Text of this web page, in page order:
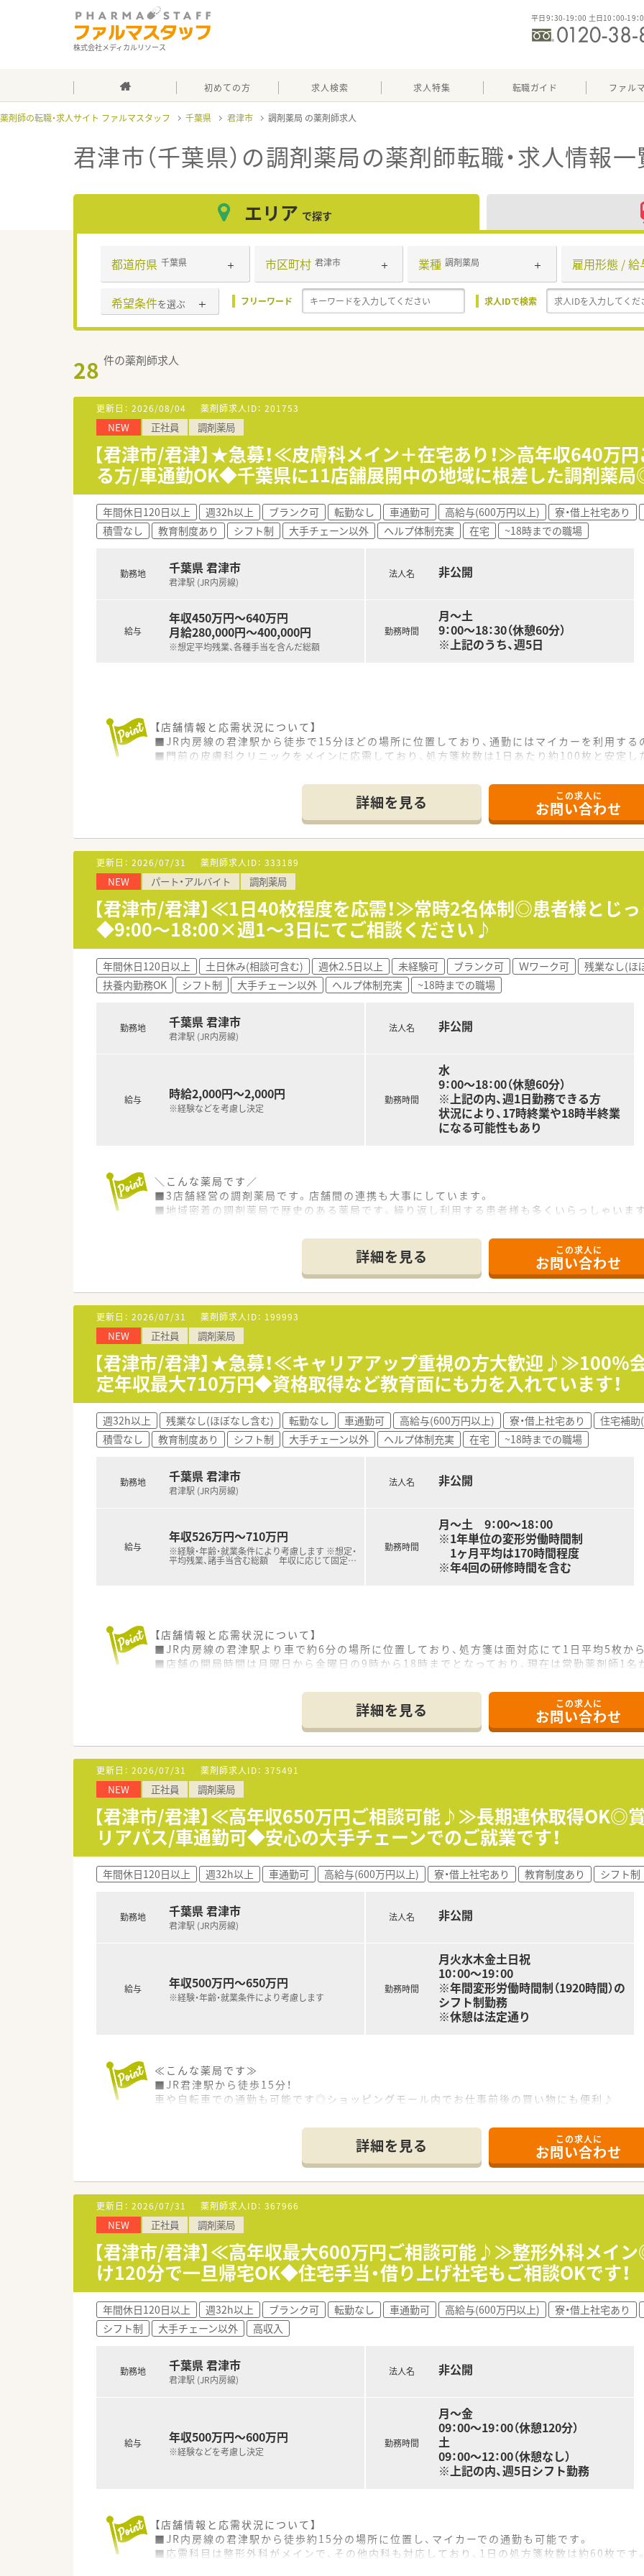
株式会社メディカルリソース
平日9：30-19：00 土日10：00-19
初めての方 求人検索 求人特集 転職ガイド ファル
薬剤師の転職・求人サイト ファルマスタッフ 千葉県 君津市 調剤薬局
君津市（千葉県）の調剤薬局の薬剤師転職・求人情報
エリア で探す
都道府県 千葉県 市区町村 君津市 業種 調剤薬局 雇用形態 / 給
希望条件を選ぶ フリーワード 求人IDで検索
28 件の薬剤師求人
更新日： 2026/08/04 薬剤師求人ID： 201753
NEW 正社員 調剤薬局
【君津市/君津】★急募！≪皮膚科メイン＋在宅あり！≫高年収640万
る方/車通勤OK◆千葉県に11店舗展開中の地域に根差した調剤薬
年間休日120日以上 週32h以上 ブランク可 転勤なし 車通勤可 高給与(600万円以上)
寮・借上社宅あり
積雪なし
教育制度あり シフト制 大手チェーン以外 ヘルプ体制充実 在宅 ~18時までの職場
勤務地 千葉県 君津市
君津駅 (JR内房線)
給与
年収450万円～640万円
月給280,000円～400,000円
※想定平均残業、各種手当を含んだ総額
法人名 非公開
勤務時間
月～土
9：00～18：30（休憩60分）
※上記のうち、週5日
【店舗情報と応需状況について】
■JR内房線の君津駅から徒歩で15分ほどの場所に位置しており、通勤にはマイカーを利用する
■門前の皮膚科クリニックをメインに応需しており、処方箋枚数は1日あたり約100枚と安定し
■千葉県の内房エリアを中心に11店舗を展開しており、地域住民から在宅医療の要として非常
■「内房の在宅といえばこの会社」と言われるほど地域に根ざしており、ドクターや看護師との
■経営層が全員薬剤師であるため、現場の課題を理解しており、困った時には迅速なサポートが
【想定されるキャリアイメージ】
■在宅未経験の方でも、経験豊富な先輩薬剤師による丁寧な指導を通じて、1年後には一人で往
■管理薬剤師への昇進はもちろん、在宅医療のスペシャリストとして地域コミュニティのリー
■教育支援としてeラーニングの受講費用全額負担や学会参加支援があり、常に最新の知識を
詳細を見る この求人に
お問い合わせ
更新日： 2026/07/31 薬剤師求人ID： 333189
NEW パート・アルバイト 調剤薬局
【君津市/君津】≪1日40枚程度を応需！≫常時2名体制◎患者様とじ
◆9:00～18:00×週1～3日にてご相談ください♪
年間休日120日以上 土日休み(相談可含む) 週休2.5日以上 未経験可 ブランク可 Ｗワーク可
残業なし(ほ
扶養内勤務OK
シフト制 大手チェーン以外 ヘルプ体制充実 ~18時までの職場
勤務地 千葉県 君津市
君津駅 (JR内房線)
給与 時給2,000円～2,000円
※経験などを考慮し決定
法人名 非公開
勤務時間
水
9：00～18：00（休憩60分）
※上記の内、週1日勤務できる方
状況により、17時終業や18時半終業
になる可能性もあり
＼こんな薬局です／
■3店舗経営の調剤薬局です。店舗間の連携も大事にしています。
■地域密着の調剤薬局で歴史のある薬局です。繰り返し利用する患者様も多くいらっしゃいま
■社長とに距離が近い会社。社員を大切にする社風です！
■定着率が高く、風通しの良い環境です。
■有給休暇の消化率も高く働きやすさ◎
詳細を見る この求人に
お問い合わせ
更新日： 2026/07/31 薬剤師求人ID： 199993
NEW 正社員 調剤薬局
【君津市/君津】★急募！≪キャリアアップ重視の方大歓迎♪≫100％
定年収最大710万円◆資格取得など教育面にも力を入れています！
週32h以上 残業なし(ほぼなし含む) 転勤なし 車通勤可 高給与(600万円以上) 寮・借上社宅あり
住宅補助
積雪なし
教育制度あり シフト制 大手チェーン以外 ヘルプ体制充実 在宅 ~18時までの職場
勤務地 千葉県 君津市
君津駅 (JR内房線)
給与
年収526万円～710万円
※経験・年齢・就業条件により考慮します ※想定・
平均残業、諸手当含む総額 年収に応じて固定…
法人名 非公開
勤務時間
月～土 9：00～18：00
※1年単位の変形労働時間制
1ヶ月平均は170時間程度
※年4回の研修時間を含む
【店舗情報と応需状況について】
■JR内房線の君津駅より車で約6分の場所に位置しており、処方箋は面対応にて1日平均5枚か
■店舗の開局時間は月曜日から金曜日の9時から18時までとなっており、現在は常勤薬剤師1名
■さらなる地域医療への貢献と組織体制の強化を見据えて、正社員として共に成長していける
■調剤実務の経験があり普通自動車免許をお持ちの方で、患者様の健やかな暮らしを支えたい
■周囲の他職種スタッフと協力しながら柔軟にコミュニケーションが取れる方を歓迎いたしま
【法人特徴について】
■千葉県を中心に約100店舗の調剤拠点を展開しており、ドラッグストアや介護事業を通じて
■薬剤師だけでなく看護師やケアマネジャーなど多職種が連携しており、セルフメディケーシ
■くるみんマークを取得しており、育休取得の推進や時短勤務制度など、女性も男性も長く活
詳細を見る この求人に
お問い合わせ
更新日： 2026/07/31 薬剤師求人ID： 375491
NEW 正社員 調剤薬局
【君津市/君津】≪高年収650万円ご相談可能♪≫長期連休取得OK◎
リアパス/車通勤可◆安心の大手チェーンでのご就業です！
年間休日120日以上 週32h以上 車通勤可 高給与(600万円以上) 寮・借上社宅あり 教育制度あり シフト制
勤務地 千葉県 君津市
君津駅 (JR内房線)
給与 年収500万円～650万円
※経験・年齢・就業条件により考慮します
法人名 非公開
勤務時間
月火水木金土日祝
10：00～19：00
※年間変形労働時間制（1920時間）の
シフト制勤務
※休憩は法定通り
≪こんな薬局です≫
■JR君津駅から徒歩15分！
車や自転車での通勤も可能です◎ショッピングモール内でお仕事前後の買い物にも便利♪
患者様の健康をトータル的にサポートできます！
■世界14カ国(約300社)に展開するグループ中核企業。グローバル企業にて安定した経営環境
■全国に約300店舗を展開しており、調剤はもちろん、OTCやシニアケア、漢方薬、健康食品と
クリニックの誘致など新たな取り組みも実施しています。
≪多種多様なキャリアパスを用意≫
■調剤・OTCの担当として経験を積み更に管理薬剤師を経験した後は、「在宅・企画開発・バイヤ
門性の高い業務に携わる事も可能です。
■管理薬剤師以降は、自分が進みたいコースにチャレンジできるチャンスが誰にでもあります。
■「社内・グループ公募制度、自己申告制度、ポイント面談」などを通じて、今後のキャリアや
る事も可能です。
≪プライベートの時間もしっかり確保≫
※（例）①20日、②10日＋10日、③10日＋5日＋5日 ④5日×4回 ※最低5日取得
■年間休日が120～125日あるのでプライベートな時間を十分に確保できます。
■ビジネススクール制度を活用し「マーケティング・経営管理」などの科目の履修が可能です。
≪安心して長く働ける福利厚生制度≫
■育時休業は最大3年間の取得が可能、育児休職からの復帰率「98.6％（昨年までの2年間平均）
■育時時短勤務は、最大3時間の時間短縮する事ができ、お子様が小学校卒業する迄取得が可能
詳細を見る この求人に
お問い合わせ
更新日： 2026/07/31 薬剤師求人ID： 367966
NEW 正社員 調剤薬局
【君津市/君津】≪高年収最大600万円ご相談可能♪≫整形外科メイ
け120分で一旦帰宅OK◆住宅手当・借り上げ社宅もご相談OKです！
年間休日120日以上 週32h以上 ブランク可 転勤なし 車通勤可 高給与(600万円以上)
寮・借上社宅あり
シフト制
大手チェーン以外 高収入
勤務地 千葉県 君津市
君津駅 (JR内房線)
給与 年収500万円～600万円
※経験などを考慮し決定
法人名 非公開
勤務時間
月～金
09：00～19：00（休憩120分）
土
09：00～12：00（休憩なし）
※上記の内、週5日シフト勤務
【店舗情報と応需状況について】
■JR内房線の君津駅から徒歩約15分の場所に位置し、マイカーでの通勤も可能です。
■応需科目は整形外科がメインで、その他内科も対応しており、1日の処方箋枚数は約60枚です